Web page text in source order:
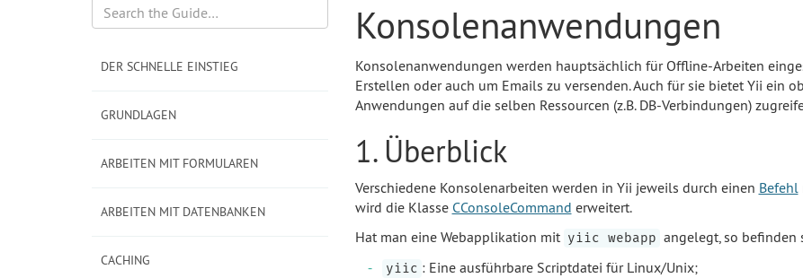
DER SCHNELLE EINSTIEG
GRUNDLAGEN
ARBEITEN MIT FORMULAREN
ARBEITEN MIT DATENBANKEN
CACHING
Konsolenanwendungen
Konsolenanwendungen werden hauptsächlich für Offline-Arbeiten
Erstellen oder auch um Emails zu versenden. Auch für sie bietet Yii ein
Anwendungen auf die selben Ressourcen (z.B. DB-Verbindungen)
1. Überblick
Verschiedene Konsolenarbeiten werden in Yii jeweils durch einen Befehl
wird die Klasse CConsoleCommand erweitert.
Hat man eine Webapplikation mit yiic webapp angelegt, so befinden
yiic : Eine ausführbare Scriptdatei für Linux/Unix;